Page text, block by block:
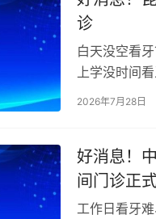
诊
白天没空看
上学没时间
诊，就诊时
2026年7月28日
好消息！
间门诊正
工作日看牙